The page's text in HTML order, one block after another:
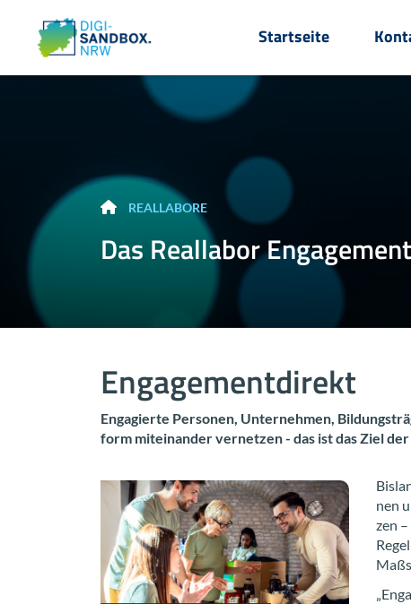
Startseite
RE­AL­LA­BO­RE
Das Re­al­la­bor
En­ga­ge­ment­di­rekt
En­ga­gier­te Per­so­nen, Un­ter­neh­men,
form mit­ein­an­der ver­net­zen - das ist das Ziel
nen
zen